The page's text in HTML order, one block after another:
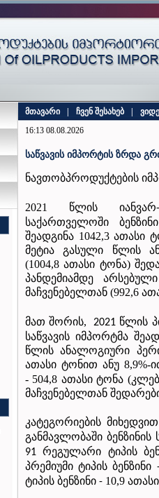
მთავარი ჩვენ შესახებ
16:13 08.08.2026
საწვავის იმპორტის ზრდა
ნავთობპროდუქტების
2021 წლის იანვარ-
საქართველოში
შეადგინა 1042,3 ათასი
მეტია გასული წლის
(1004,8 ათასი ტონა)
პანდემიამდე
მაჩვენებელთან (992,6
მათ შორის, 2021 წლის
საწვავის იმპორტმა
წლის ანალოგიური
ათასი ტონით ანუ 8,9%-
- 504,8 ათასი ტონა
მაჩვენებელთან
კატეგორიების მიხედვით
განმავლობაში ბენზინის
91რეგულარი ტიპის
პრემიუმი ტიპის ბენზინი
ტიპის ბენზინი - 10,9